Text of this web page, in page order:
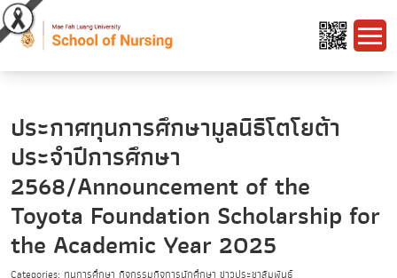
ประกาศทุนการศึกษามูลนิธิโตโยต้า
ประจำปีการศึกษา
2568/Announcement of the
Toyota Foundation Scholarship for
the Academic Year 2025
Categories: ทุนการศึกษา กิจกรรมกิจการนักศึกษา ข่าวประชาสัมพันธ์